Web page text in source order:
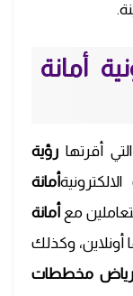
أمانة
أقرتها رؤية
أمانة
مع أمانة
وكذلك
مخططات